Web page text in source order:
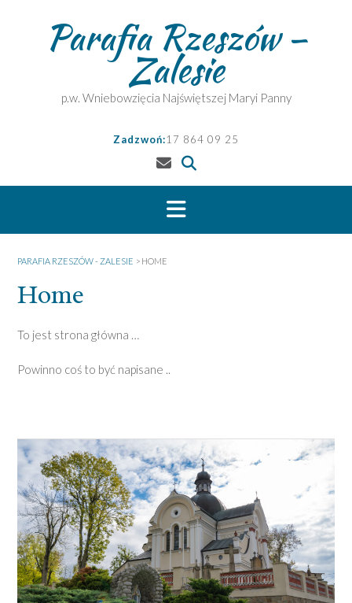
Parafia Rzeszów –
Zalesie
p.w. Wniebowzięcia Najświętszej Maryi Panny
Zadzwoń:17 864 09 25
PARAFIA RZESZÓW - ZALESIE > HOME
Home
To jest strona główna …
Powinno coś to być napisane ..